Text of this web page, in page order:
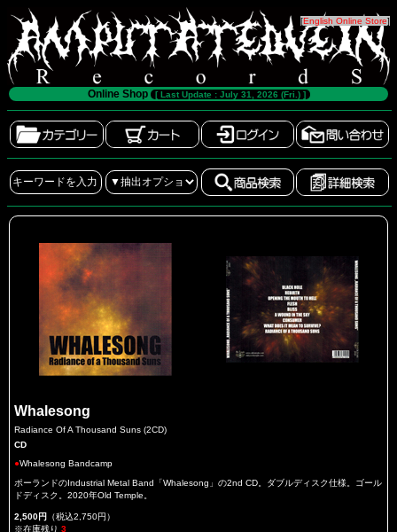
[English Online Store]
Online Shop [ Last Update : July 31, 2026 (Fri.) ]
Whalesong
Radiance Of A Thousand Suns (2CD)
CD
●Whalesong Bandcamp
ポーランドのIndustrial Metal Band「Whalesong」の2nd CD。ダブルディスク仕様。ゴール
ドディスク。2020年Old Temple。
2,500円 （税込2,750円）
※在庫残り 3